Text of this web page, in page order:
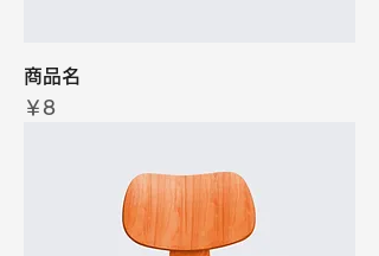
商品名
価格
￥8